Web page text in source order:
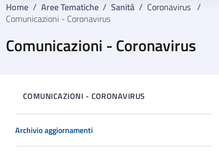
Home / Aree Tematiche / Sanità / Coronavirus /
Comunicazioni - Coronavirus
Comunicazioni - Coronavirus
COMUNICAZIONI - CORONAVIRUS
Archivio aggiornamenti